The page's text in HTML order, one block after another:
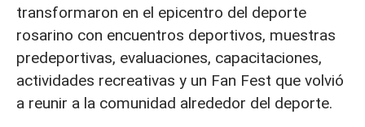
transformaron en el epicentro del deporte
rosarino con encuentros deportivos, muestras
predeportivas, evaluaciones, capacitaciones,
actividades recreativas y un Fan Fest que volvió
a reunir a la comunidad alrededor del deporte.